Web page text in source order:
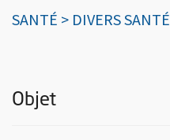
SANTÉ > DIVERS SANTÉ
Objet